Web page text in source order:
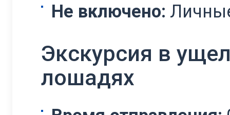
Не включено:
Экскурсия в
лошадях